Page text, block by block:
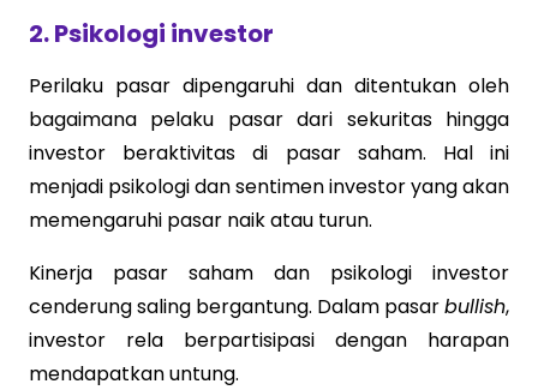
2. Psikologi investor
Perilaku pasar dipengaruhi dan ditentukan oleh
bagaimana pelaku pasar dari sekuritas hingga
investor beraktivitas di pasar saham. Hal ini
menjadi psikologi dan sentimen investor yang akan
memengaruhi pasar naik atau turun.
Kinerja pasar saham dan psikologi investor
cenderung saling bergantung. Dalam pasarbullish,
investor rela berpartisipasi dengan harapan
mendapatkan untung.